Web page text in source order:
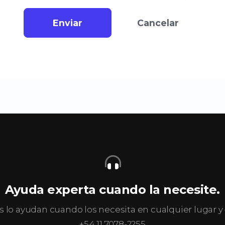
Enviar Cancelar
Ayuda experta cuando la necesite.
lo ayudan cuando los necesita en cualquier lugar